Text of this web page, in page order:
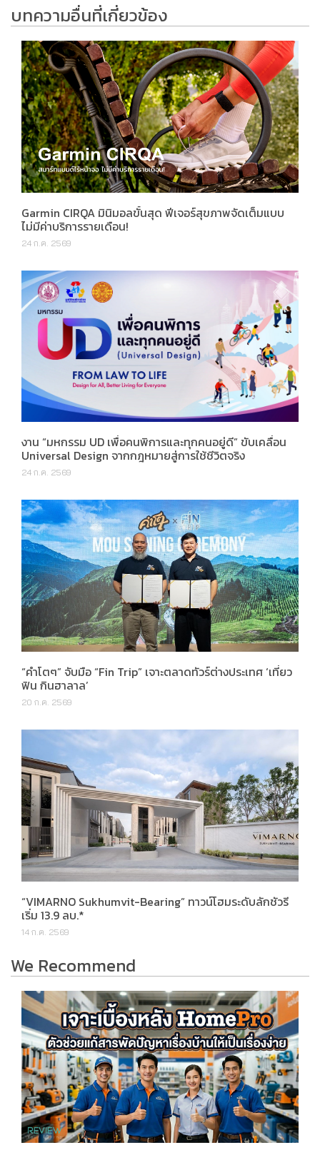
บทความอื่นที่เกี่ยวข้อง
Garmin CIRQA มินิมอลขั้นสุด ฟีเจอร์สุขภาพจัดเต็มแบบ
ไม่มีค่าบริการรายเดือน!
24 ก.ค. 2569
งาน “มหกรรม UD เพื่อคนพิการและทุกคนอยู่ดี” ขับเคลื่อน
Universal Design จากกฎหมายสู่การใช้ชีวิตจริง
24 ก.ค. 2569
“คำโตๆ” จับมือ “Fin Trip” เจาะตลาดทัวร์ต่างประเทศ ‘เที่ยว
ฟิน กินฮาลาล’
20 ก.ค. 2569
“VIMARNO Sukhumvit-Bearing” ทาวน์โฮมระดับลักชัวรี
เริ่ม 13.9 ลบ.*
14 ก.ค. 2569
We Recommend